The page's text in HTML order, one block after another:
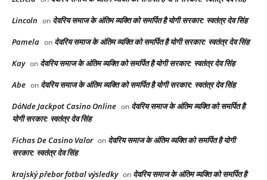
Lincoln on देवरिय समाज के अंतिम व्यक्ति को समर्पित है योगी सरकार: स्वतंत्र देव सिंह
Pamela on देवरिय समाज के अंतिम व्यक्ति को समर्पित है योगी सरकार: स्वतंत्र देव सिंह
Kay on देवरिय समाज के अंतिम व्यक्ति को समर्पित है योगी सरकार: स्वतंत्र देव सिंह
Abe on देवरिय समाज के अंतिम व्यक्ति को समर्पित है योगी सरकार: स्वतंत्र देव सिंह
DóNde Jackpot Casino Online on देवरिय समाज के अंतिम व्यक्ति को समर्पित है
योगी सरकार: स्वतंत्र देव सिंह
Fichas De Casino Valor on देवरिय समाज के अंतिम व्यक्ति को समर्पित है योगी
सरकार: स्वतंत्र देव सिंह
krajský přebor fotbal výsledky on देवरिय समाज के अंतिम व्यक्ति को समर्पित है